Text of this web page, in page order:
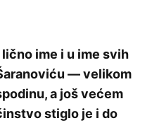
ime i u ime svih
— velikom
a još većem
stiglo je i do